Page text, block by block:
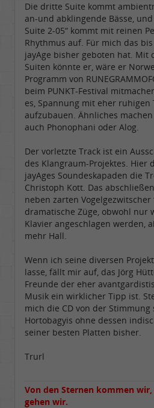
Die dritte Suite kommt
an-und abklingende Bässe,
Suite 2-05“ kommt mit reinen
Rhythmus auf. Für mich das
jayAge bisher geboten hat. Mit
Suiten könnte er, wäre er
Programm von
beim PUNKT-Festival
es, Spannung mit eher ruhigen
aufzubauen. Ähnliches
auch Phonophani oder Alog.
Der vorletzte Track ist ein
des Klangraum-Projektes. Hier
jayAges Soundeskapaden die
Christoph Kott. Das
neben zarten Vogelgezwitscher
dramatische Züge, obwohl nur
Klavier angeschlagen werden,
mehr Hall.
Wenn ich seine diversen
lasse, fällt mir auf, das Jörg
Freunde der eher
Musik ein wirklicher Tipp ist.
mich die CD von der Stimmung
Hortobagyis ohne dessen
seiner besten Platten bisher.
Trurl
Von den Sternen kommen wir,
gehen wir.